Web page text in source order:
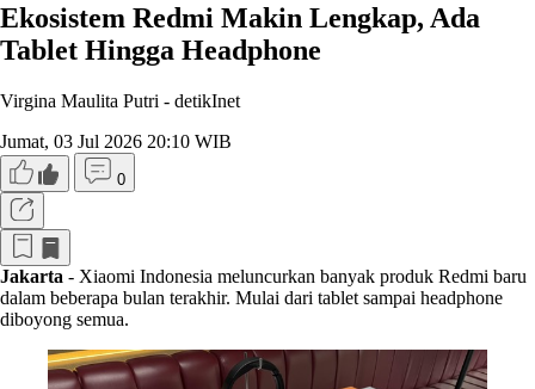
Ekosistem Redmi Makin Lengkap, Ada
Tablet Hingga Headphone
Virgina Maulita Putri - detikInet
Jumat, 03 Jul 2026 20:10 WIB
0
Jakarta - Xiaomi Indonesia meluncurkan banyak produk Redmi baru
dalam beberapa bulan terakhir. Mulai dari tablet sampai headphone
diboyong semua.